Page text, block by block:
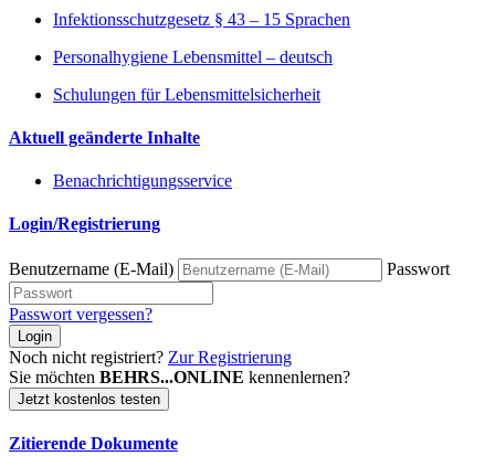
Infektionsschutzgesetz § 43 – 15 Sprachen
Personalhygiene Lebensmittel – deutsch
Schulungen für Lebensmittelsicherheit
Aktuell geänderte Inhalte
Benachrichtigungsservice
Login/Registrierung
Benutzername (E-Mail) Passwort
Passwort vergessen?
Login
Noch nicht registriert? Zur Registrierung
Sie möchten BEHRS...ONLINE kennenlernen?
Jetzt kostenlos testen
Zitierende Dokumente